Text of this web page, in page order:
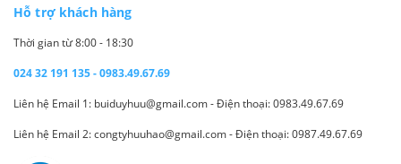
Hỗ trợ khách hàng
Thời gian từ 8:00 - 18:30
024 32 191 135 - 0983.49.67.69
Liên hệ Email 1: buiduyhuu@gmail.com - Điện thoại: 0983.49.67.69
Liên hệ Email 2: congtyhuuhao@gmail.com - Điện thoại: 0987.49.67.69